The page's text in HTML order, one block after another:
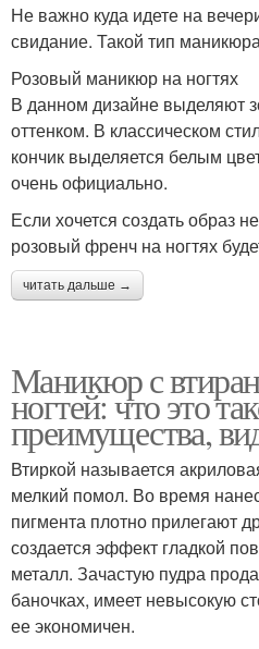
Не важно куда идете на
свидание. Такой тип
Розовый маникюр на ногтях
В данном дизайне выделяют
оттенком. В классическом
кончик выделяется белым
очень официально.
Если хочется создать образ
розовый френч на ногтях
читать дальше →
Маникюр с
ногтей: что это
преимущества,
Втиркой называется
мелкий помол. Во время
пигмента плотно прилегают
создается эффект гладкой
металл. Зачастую пудра
баночках, имеет невысокую
ее экономичен.